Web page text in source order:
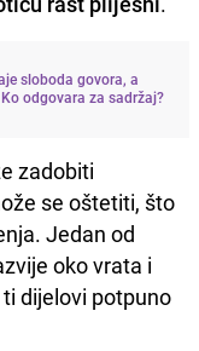
sloboda govora, a
odgovara za sadržaj?
zadobiti
se oštetiti, što
Jedan od
oko vrata i
dijelovi potpuno